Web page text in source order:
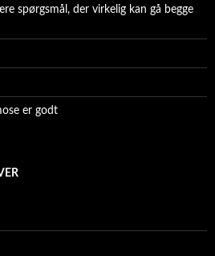
spørgsmål, der virkelig kan gå begge
er godt